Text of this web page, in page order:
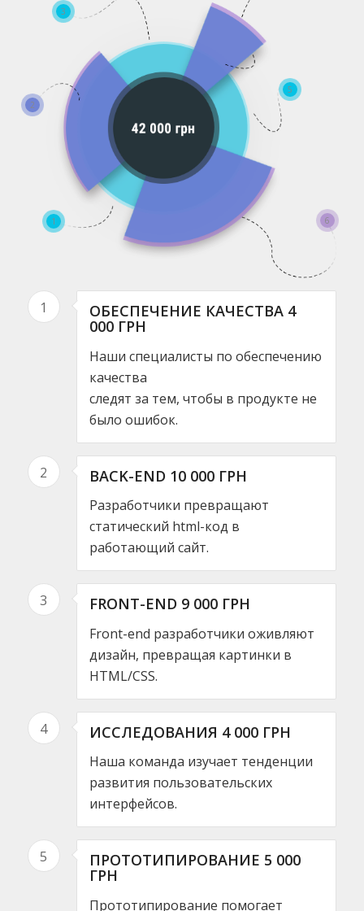
1
2
3
5
6
1 ОБЕСПЕЧЕНИЕ КАЧЕСТВА 4
000 ГРН
Наши специалисты по обеспечению
качества
следят за тем, чтобы в продукте не
было ошибок.
2 BACK-END 10 000 ГРН
Разработчики превращают
статический html-код в
работающий сайт.
3 FRONT-END 9 000 ГРН
Front-end разработчики оживляют
дизайн, превращая картинки в
HTML/CSS.
4 ИССЛЕДОВАНИЯ 4 000 ГРН
Наша команда изучает тенденции
развития пользовательских
интерфейсов.
5 ПРОТОТИПИРОВАНИЕ 5 000
ГРН
Прототипирование помогает